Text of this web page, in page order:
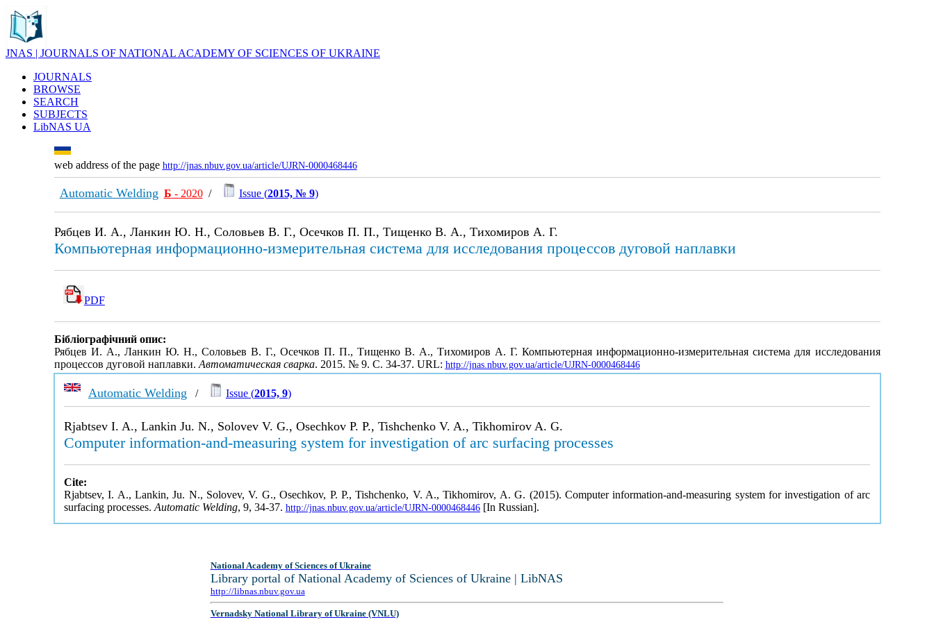
JNAS | JOURNALS OF NATIONAL ACADEMY OF SCIENCES OF UKRAINE
JOURNALS
BROWSE
SEARCH
SUBJECTS
LibNAS UA
web address of the page http://jnas.nbuv.gov.ua/article/UJRN-0000468446
Automatic Welding Б - 2020/ Issue (2015, № 9)
Рябцев И. А., Ланкин Ю. Н., Соловьев В. Г., Осечков П. П., Тищенко В. А., Тихомиров А. Г.
Компьютерная информационно-измерительная система для исследования процессов дуговой наплавки
PDF
Бібліографічний опис:
Рябцев И. А., Ланкин Ю. Н., Соловьев В. Г., Осечков П. П., Тищенко В. А., Тихомиров А. Г. Компьютерная информационно-измерительная система для исследования
процессов дуговой наплавки.Автоматическая сварка. 2015. № 9. С. 34-37. URL: http://jnas.nbuv.gov.ua/article/UJRN-0000468446
Automatic Welding / Issue (2015, 9)
Rjabtsev I. A., Lankin Ju. N., Solovev V. G., Osechkov P. P., Tishchenko V. A., Tikhomirov A. G.
Computer information-and-measuring system for investigation of arc surfacing processes
Cite:
Rjabtsev, I. A., Lankin, Ju. N., Solovev, V. G., Osechkov, P. P., Tishchenko, V. A., Tikhomirov, A. G. (2015). Computer information-and-measuring system for investigation of arc
surfacing processes. Automatic Welding, 9, 34-37. http://jnas.nbuv.gov.ua/article/UJRN-0000468446[In Russian].
National Academy of Sciences of Ukraine
Library portal of National Academy of Sciences of Ukraine | LibNAS
http://libnas.nbuv.gov.ua
Vernadsky National Library of Ukraine (VNLU)